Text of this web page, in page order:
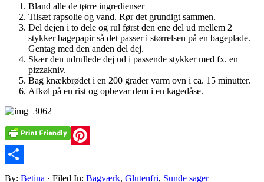
Bland alle de tørre ingredienser
Tilsæt rapsolie og vand. Rør det grundigt sammen.
Del dejen i to dele og rul først den ene del ud mellem 2
stykker bagepapir så det passer i størrelsen på en bageplade.
Gentag med den anden del dej.
Skær den udrullede dej ud i passende stykker med fx. en
pizzakniv.
Bag knækbrødet i en 200 grader varm ovn i ca. 15 minutter.
Afkøl på en rist og opbevar dem i en kagedåse.
Pinterest
Share
By: Betina · Filed In: Bagværk, Glutenfri, Sunde sager